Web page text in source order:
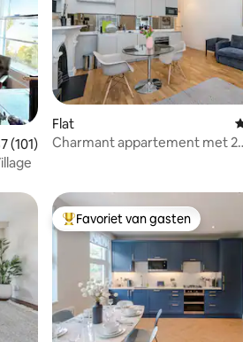
beoordeling van 4,87 op 5, 101
(101)
Flat
Charmant appartement met 2
Topfavoriet van gasten
Favoriet van gasten